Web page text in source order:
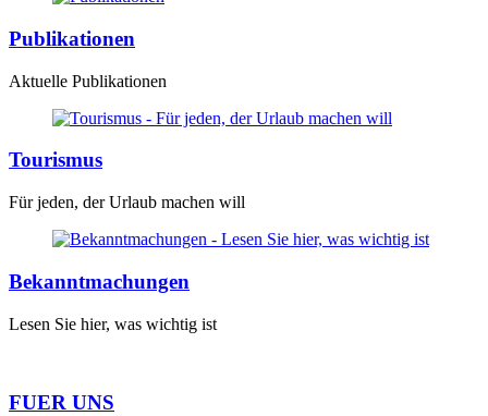
Publikationen
Aktuelle Publikationen
Tourismus
Für jeden, der Urlaub machen will
Bekanntmachungen
Lesen Sie hier, was wichtig ist
FUER UNS